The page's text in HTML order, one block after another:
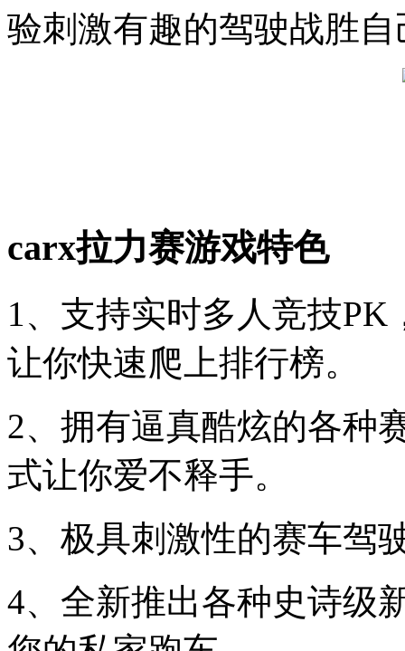
验刺激有趣的驾驶战胜
carx拉力赛游戏特色
1、支持实时多人竞技
让你快速爬上排行榜。
2、拥有逼真酷炫的各种
式让你爱不释手。
3、极具刺激性的赛车驾
4、全新推出各种史诗级